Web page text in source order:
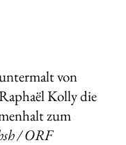
von
Kolly die
zum
/ ORF